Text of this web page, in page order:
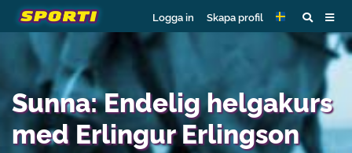
Logga in Skapa profil
Sunna: Endelig helgakurs
med Erlingur Erlingson